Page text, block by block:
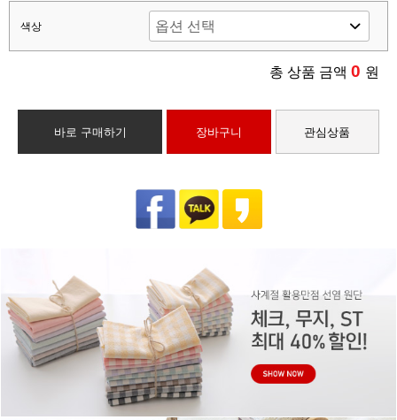
색상
총 상품 금액 0 원
바로 구매하기 장바구니 관심상품